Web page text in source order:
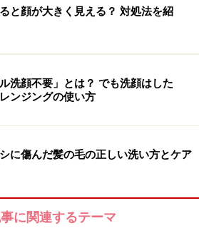
チュラルな目尻用つけまつ毛
ロスで、地まつ毛と自然にＭＩ
自然です。芯が細くソフトなの
装着可。
ッシュ 目尻用つけまつげ５Ｐ ナ
円／SHO-BI
と顔が大きく見える？ 対処法を紹
ル洗顔不要」とは？ でも洗顔はした
ンジングの使い方
に傷んだ髪の毛の正しい洗い方とケア
に関連するテーマ